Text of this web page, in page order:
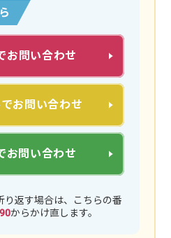
お問い合わせ
お問い合わせ
お問い合わせ
返す場合は、こちらの番
からかけ直します。